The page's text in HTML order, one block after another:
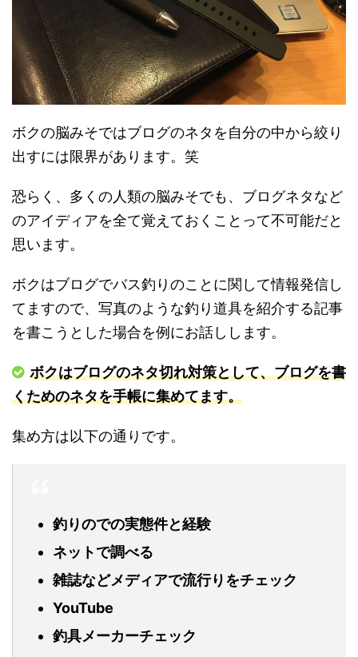
ボクの脳みそではブログのネタを自分の中から絞り
出すには限界があります。笑
恐らく、多くの人類の脳みそでも、ブログネタなど
のアイディアを全て覚えておくことって不可能だと
思います。
ボクはブログでバス釣りのことに関して情報発信し
てますので、写真のような釣り道具を紹介する記事
を書こうとした場合を例にお話しします。
ボクはブログのネタ切れ対策として、ブログを書
くためのネタを手帳に集めてます。
集め方は以下の通りです。
釣りのでの実態件と経験
ネットで調べる
雑誌などメディアで流行りをチェック
YouTube
釣具メーカーチェック